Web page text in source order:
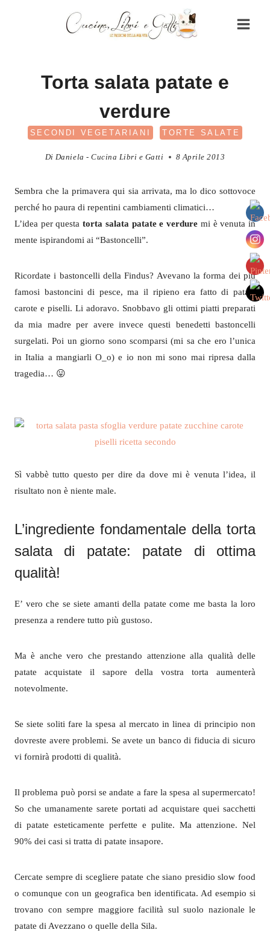
Torta salata patate e
verdure
SECONDI VEGETARIANI TORTE SALATE
Di Daniela - Cucina Libri e Gatti 8 Aprile 2013
Sembra che la primavera qui sia arrivata, ma lo dico sottovoce
perché ho paura di repentini cambiamenti climatici…
L’idea per questatorta salata patate e verdure mi è venuta in
mente ispirandomi ai “Bastoncelli”.
Ricordate i bastoncelli della Findus? Avevano la forma dei più
famosi bastoncini di pesce, ma il ripieno era fatto di patate
carote e piselli. Li adoravo. Snobbavo gli ottimi piatti preparati
da mia madre per avere invece questi benedetti bastoncelli
surgelati. Poi un giorno sono scomparsi (mi sa che ero l’unica
in Italia a mangiarli O_o) e io non mi sono mai ripresa dalla
tragedia… 😛
Sì vabbè tutto questo per dire da dove mi è venuta l’idea, il
risultato non è niente male.
L’ingrediente fondamentale della torta
salata di patate: patate di ottima
qualità!
E’ vero che se siete amanti della patate come me basta la loro
presenza a rendere tutto più gustoso.
Ma è anche vero che prestando attenzione alla qualità delle
patate acquistate il sapore della vostra torta aumenterà
notevolmente.
Se siete soliti fare la spesa al mercato in linea di principio non
dovreste avere problemi. Se avete un banco di fiducia di sicuro
vi fornirà prodotti di qualità.
Il problema può porsi se andate a fare la spesa al supermercato!
So che umanamente sarete portati ad acquistare quei sacchetti
di patate esteticamente perfette e pulite. Ma attenzione. Nel
90% dei casi si tratta di patate insapore.
Cercate sempre di scegliere patate che siano presidio slow food
o comunque con un geografica ben identificata. Ad esempio si
trovano con sempre maggiore facilità sul suolo nazionale le
patate di Avezzano o quelle della Sila.